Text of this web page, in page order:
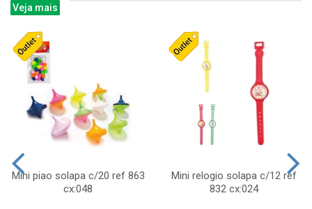
Veja mais
Mini piao solapa c/20 ref 863
cx:048
Mini relogio solapa c/12 ref
832 cx:024